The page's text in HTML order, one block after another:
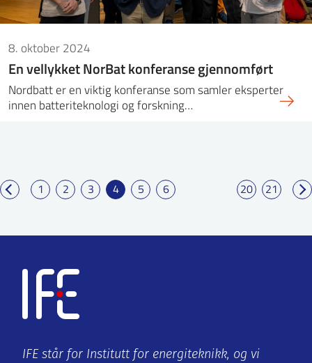
8. oktober 2024
En vellykket NorBat konferanse gjennomført
Nordbatt er en viktig konferanse som samler eksperter
innen batteriteknologi og forskning…
1 2 3 4 5 6 20 21
IFE står for Institutt for energiteknikk, og vi